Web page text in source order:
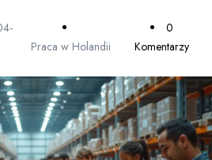
Praca w Holandii
0
Komentarzy